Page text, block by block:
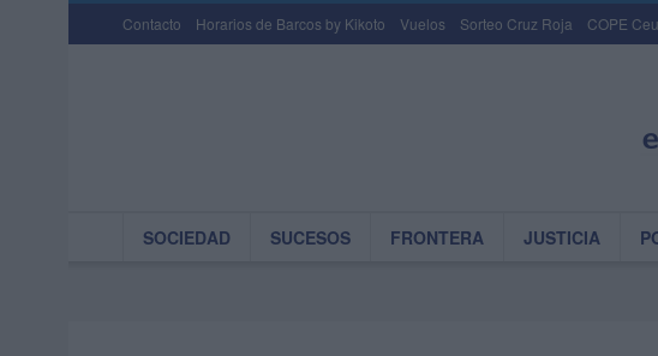
Contacto Horarios de Barcos by Kikoto Vuelos Sorteo Cruz Roja COPE
SOCIEDAD SUCESOS FRONTERA JUSTICIA